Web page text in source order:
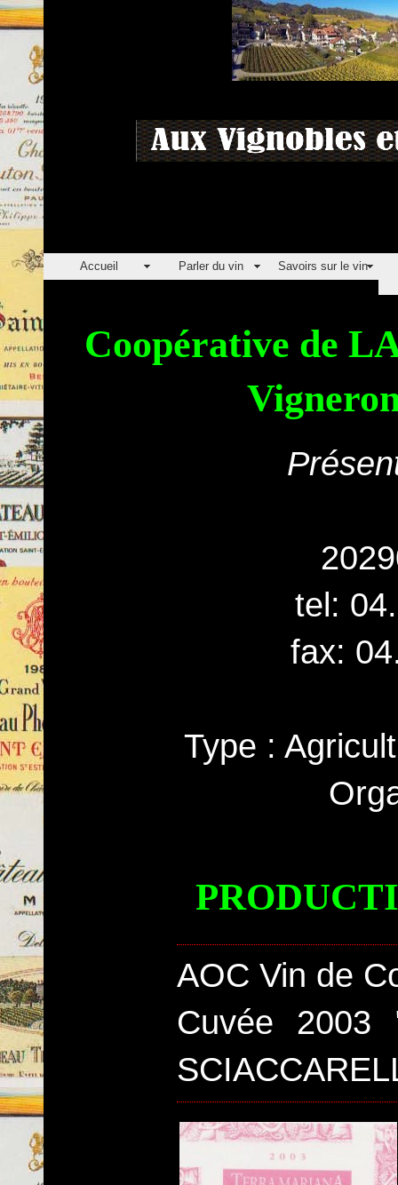
Accueil Parler du vin Savoirs sur le vin
Coopérative de
tel:
fax:
Type :
AOC Vin de
Cuvée 2003